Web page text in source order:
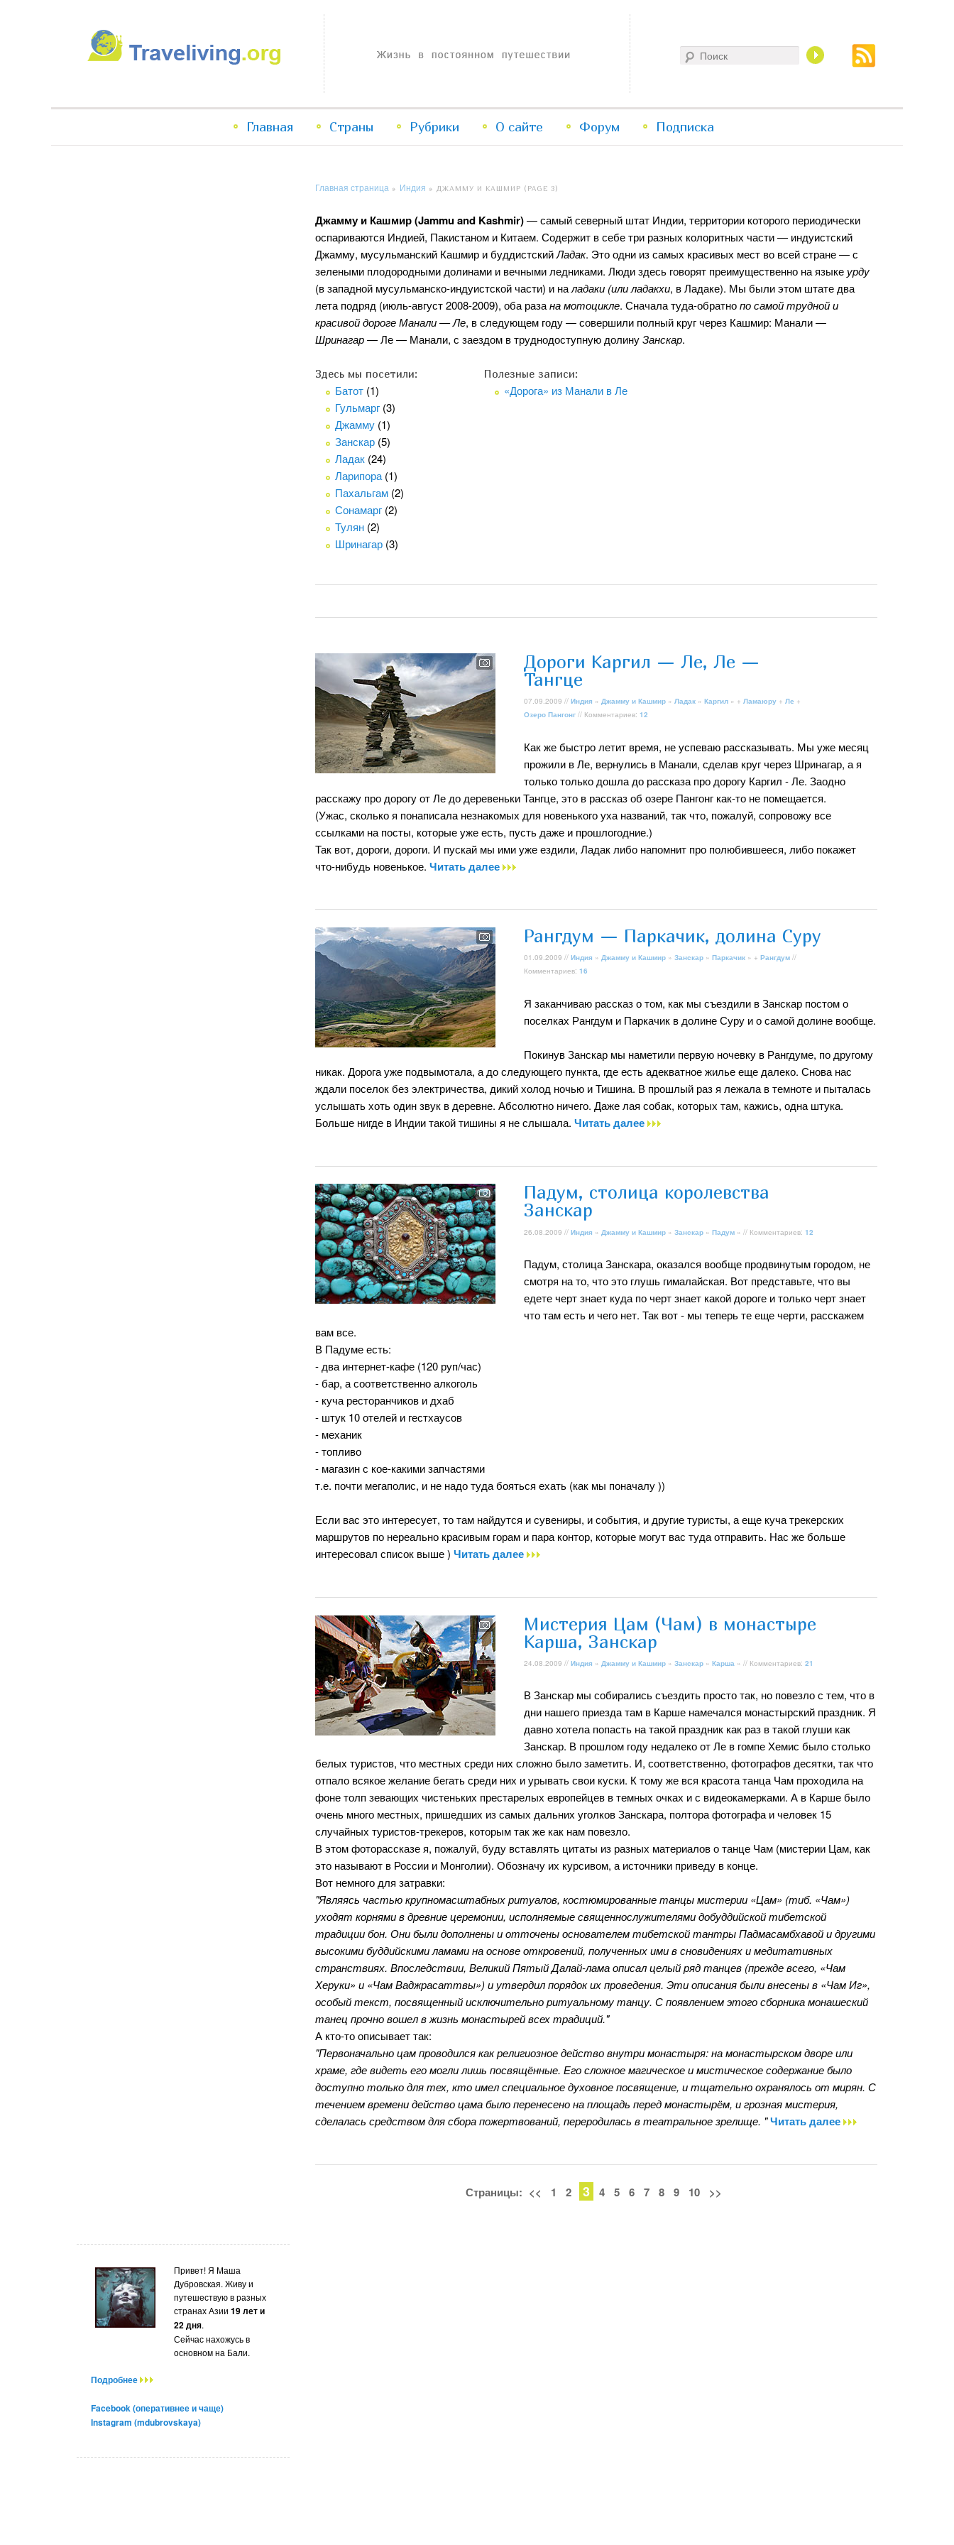
Traveliving
Жизнь в постоянном путешествии
Перейти
содержимому
Перейти
содержимому
Главная Страны Рубрики О сайте Форум Подписка
Главная страница » Индия » ДЖАММУ И КАШМИР (PAGE 3)
Джамму и Кашмир (Jammu and Kashmir)— самый северный штат Индии, территории которого периодически
оспариваются Индией, Пакистаном и Китаем. Содержит в себе три разных колоритных части — индуистский
Джамму, мусульманский Кашмир и буддистскийЛадак. Это одни из самых красивых мест во всей стране — с
зелеными плодородными долинами и вечными ледниками. Люди здесь говорят преимущественно на языке урду
(в западной мусульманско-индуистской части) и наладаки (или ладакхи, в Ладаке). Мы были этом штате два
лета подряд (июль-август 2008-2009), оба разана мотоцикле. Сначала туда-обратнопо самой трудной и
красивой дороге Манали — Ле, в следующем году — совершили полный круг через Кашмир: Манали —
Шринагар— Ле — Манали, с заездом в труднодоступную долинуЗанскар.
Здесь мы посетили:
Батот (1)
Гульмарг (3)
Джамму (1)
Занскар (5)
Ладак (24)
Ларипора(1)
Пахальгам (2)
Сонамарг (2)
Тулян (2)
Шринагар (3)
Полезные записи:
«Дорога» из Манали в Ле
Дороги Каргил — Ле, Ле —
Тангце
07.09.2009 // Индия » Джамму и Кашмир » Ладак » Каргил » + Ламаюру + Ле +
Озеро Пангонг // Комментариев: 12
Как же быстро летит время, не успеваю рассказывать. Мы уже месяц
прожили в Ле, вернулись в Манали, сделав круг через Шринагар, а я
только только дошла до рассказа про дорогу Каргил - Ле. Заодно
расскажу про дорогу от Ле до деревеньки Тангце, это в рассказ об озере Пангонг как-то не помещается.
(Ужас, сколько я понаписала незнакомых для новенького уха названий, так что, пожалуй, сопровожу все
ссылками на посты, которые уже есть, пусть даже и прошлогодние.)
Так вот, дороги, дороги. И пускай мы ими уже ездили, Ладак либо напомнит про полюбившееся, либо покажет
что-нибудь новенькое. Читать далее
Рангдум — Паркачик, долина Суру
01.09.2009 // Индия » Джамму и Кашмир » Занскар » Паркачик » + Рангдум //
Комментариев: 16
Я заканчиваю рассказ о том, как мы съездили в Занскар постом о
поселках Рангдум и Паркачик в долине Суру и о самой долине вообще.
Покинув Занскар мы наметили первую ночевку в Рангдуме, по другому
никак. Дорога уже подвымотала, а до следующего пункта, где есть адекватное жилье еще далеко. Снова нас
ждали поселок без электричества, дикий холод ночью и Тишина. В прошлый раз я лежала в темноте и пыталась
услышать хоть один звук в деревне. Абсолютно ничего. Даже лая собак, которых там, кажись, одна штука.
Больше нигде в Индии такой тишины я не слышала. Читать далее
Падум, столица королевства
Занскар
26.08.2009 // Индия » Джамму и Кашмир » Занскар » Падум » // Комментариев: 12
Падум, столица Занскара, оказался вообще продвинутым городом, не
смотря на то, что это глушь гималайская. Вот представьте, что вы
едете черт знает куда по черт знает какой дороге и только черт знает
что там есть и чего нет. Так вот - мы теперь те еще черти, расскажем
вам все.
В Падуме есть:
- два интернет-кафе (120 руп/час)
- бар, а соответственно алкоголь
- куча ресторанчиков и дхаб
- штук 10 отелей и гестхаусов
- механик
- топливо
- магазин с кое-какими запчастями
т.е. почти мегаполис, и не надо туда бояться ехать (как мы поначалу ))
Если вас это интересует, то там найдутся и сувениры, и события, и другие туристы, а еще куча трекерских
маршрутов по нереально красивым горам и пара контор, которые могут вас туда отправить. Нас же больше
интересовал список выше ) Читать далее
Мистерия Цам (Чам) в монастыре
Карша, Занскар
24.08.2009 // Индия » Джамму и Кашмир » Занскар » Карша » // Комментариев: 21
В Занскар мы собирались съездить просто так, но повезло с тем, что в
дни нашего приезда там в Карше намечался монастырский праздник. Я
давно хотела попасть на такой праздник как раз в такой глуши как
Занскар. В прошлом году недалеко от Ле в гомпе Хемис было столько
белых туристов, что местных среди них сложно было заметить. И, соответственно, фотографов десятки, так что
отпало всякое желание бегать среди них и урывать свои куски. К тому же вся красота танца Чам проходила на
фоне толп зевающих чистеньких престарелых европейцев в темных очках и с видеокамерками. А в Карше было
очень много местных, пришедших из самых дальних уголков Занскара, полтора фотографа и человек 15
случайных туристов-трекеров, которым так же как нам повезло.
В этом фоторассказе я, пожалуй, буду вставлять цитаты из разных материалов о танце Чам (мистерии Цам, как
это называют в России и Монголии). Обозначу их курсивом, а источники приведу в конце.
Вот немного для затравки:
"Являясь частью крупномасштабных ритуалов, костюмированные танцы мистерии «Цам» (тиб. «Чам»)
уходят корнями в древние церемонии, исполняемые священнослужителями добуддийской тибетской
традиции бон. Они были дополнены и отточены основателем тибетской тантры Падмасамбхавой и другими
высокими буддийскими ламами на основе откровений, полученных ими в сновидениях и медитативных
странствиях. Впоследствии, Великий Пятый Далай-лама описал целый ряд танцев (прежде всего, «Чам
Херуки» и «Чам Ваджрасаттвы») и утвердил порядок их проведения. Эти описания были внесены в «Чам Иг»,
особый текст, посвященный исключительно ритуальному танцу. С появлением этого сборника монашеский
танец прочно вошел в жизнь монастырей всех традиций."
А кто-то описывает так:
"Первоначально цам проводился как религиозное действо внутри монастыря: на монастырском дворе или
храме, где видеть его могли лишь посвящённые. Его сложное магическое и мистическое содержание было
доступно только для тех, кто имел специальное духовное посвящение, и тщательно охранялось от мирян. С
течением времени действо цама было перенесено на площадь перед монастырём, и грозная мистерия,
сделалась средством для сбора пожертвований, переродилась в театральное зрелище. "Читать далее
Страницы: << 1 2 3 4 5 6 7 8 9 10 >>
Привет! Я Маша
Дубровская. Живу и
путешествую в разных
странах Азии 19 лет и
22 дня.
Сейчас нахожусь в
основном на Бали.
Подробнее
Facebook (оперативнее и чаще)
Instagram (mdubrovskaya)